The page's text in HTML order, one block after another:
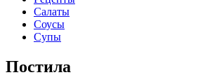
Салаты
Соусы
Супы
Постила